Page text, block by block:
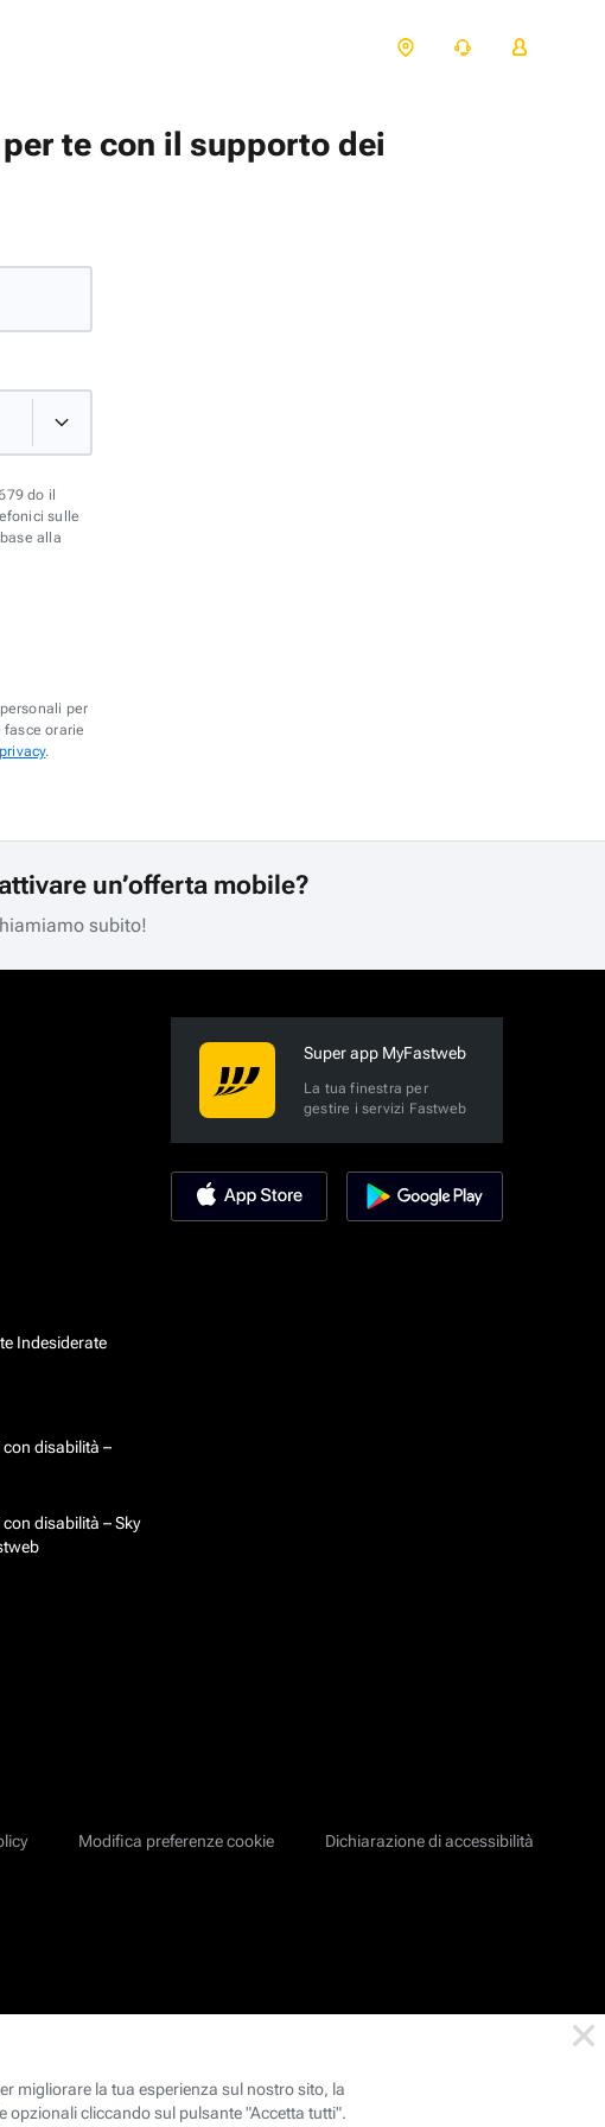
te con il supporto dei
do il
sulle
alla
per
orarie
.
un’offerta mobile?
subito!
Indesiderate
disabilità –
disabilità – Sky
Super app MyFastweb
La tua finestra per
gestire i servizi Fastweb
Modifica preferenze cookie Dichiarazione di accessibilità